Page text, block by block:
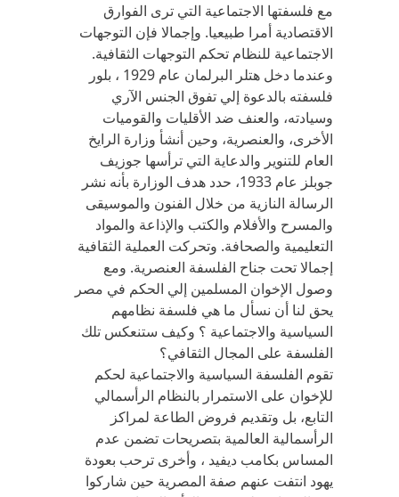
مع فلسفتها الاجتماعية التي ترى الفوارق
الاقتصادية أمرا طبيعيا. وإجمالا فإن التوجهات
الاجتماعية للنظام تحكم التوجهات الثقافية.
وعندما دخل هتلر البرلمان عام 1929 ، بلور
فلسفته بالدعوة إلي تفوق الجنس الآري
وسيادته، والعنف ضد الأقليات والقوميات
الأخرى، والعنصرية، وحين أنشأ وزارة الرايخ
العام للتنوير والدعاية التي ترأسها جوزيف
جوبلز عام 1933، حدد هدف الوزارة بأنه نشر
الرسالة النازية من خلال الفنون والموسيقى
والمسرح والأفلام والكتب والإذاعة والمواد
التعليمية والصحافة. وتحركت العملية الثقافية
إجمالا تحت جناح الفلسفة العنصرية. ومع
وصول الإخوان المسلمين إلي الحكم في مصر
يحق لنا أن نسأل ما هي فلسفة نظامهم
السياسية والاجتماعية ؟ وكيف ستنعكس تلك
الفلسفة على المجال الثقافي؟
تقوم الفلسفة السياسية والاجتماعية لحكم
للإخوان على الاستمرار بالنظام الرأسمالي
التابع، بل وتقديم فروض الطاعة لمراكز
الرأسمالية العالمية بتصريحات تضمن عدم
المساس بكامب ديفيد ، وأخرى ترحب بعودة
يهود انتفت عنهم صفة المصرية حين شاركوا